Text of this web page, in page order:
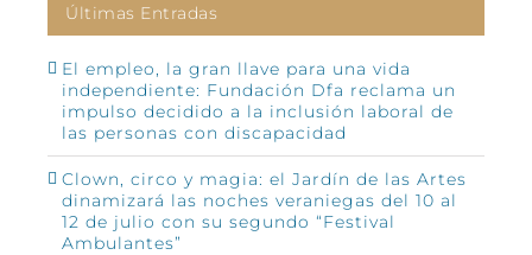
Últimas Entradas
El empleo, la gran llave para una vida
independiente: Fundación Dfa reclama un
impulso decidido a la inclusión laboral de
las personas con discapacidad
Clown, circo y magia: el Jardín de las Artes
dinamizará las noches veraniegas del 10 al
12 de julio con su segundo “Festival
Ambulantes”